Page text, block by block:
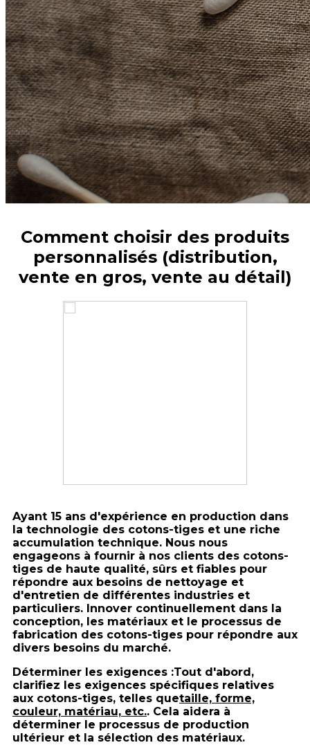
Comment choisir des produits
personnalisés (distribution,
vente en gros, vente au détail)
Ayant 15 ans d'expérience en production dans
la technologie des cotons-tiges et une riche
accumulation technique. Nous nous
engageons à fournir à nos clients des cotons-
tiges de haute qualité, sûrs et fiables pour
répondre aux besoins de nettoyage et
d'entretien de différentes industries et
particuliers. Innover continuellement dans la
conception, les matériaux et le processus de
fabrication des cotons-tiges pour répondre aux
divers besoins du marché.
Déterminer les exigences :Tout d'abord,
clarifiez les exigences spécifiques relatives
aux cotons-tiges, telles quetaille, forme,
couleur, matériau, etc.. Cela aidera à
déterminer le processus de production
ultérieur et la sélection des matériaux.